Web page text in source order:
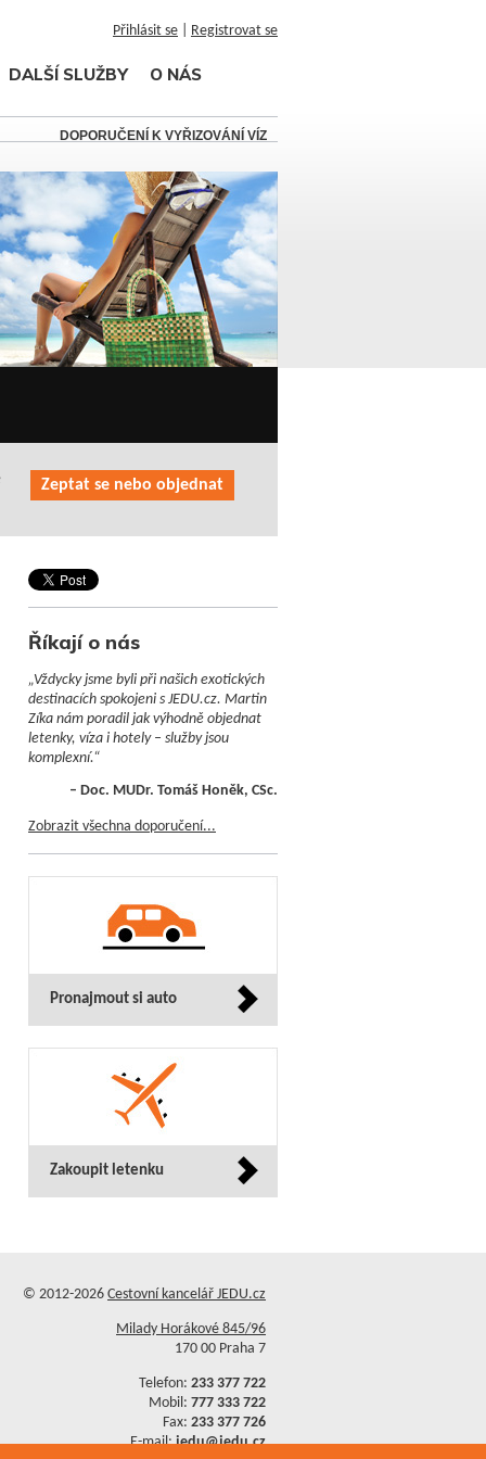
Přihlásit se Registrovat se
DALŠÍ SLUŽBY O NÁS
DOPORUČENÍ K VYŘIZOVÁNÍ VÍZ
Zeptat se nebo objednat
Říkají o nás
„Vždycky jsme byli při našich exotických
destinacích spokojeni s JEDU.cz. Martin
Zíka nám poradil jak výhodně objednat
letenky, víza i hotely – služby jsou
komplexní.“
– Doc. MUDr. Tomáš Honěk, CSc.
Zobrazit všechna doporučení...
Pronajmout si auto
Zakoupit letenku
© 2012-2026 Cestovní kancelář JEDU.cz
Milady Horákové 845/96
170 00 Praha 7
Telefon: 233 377 722
Mobil: 777 333 722
Fax: 233 377 726
E-mail:jedu@jedu.cz